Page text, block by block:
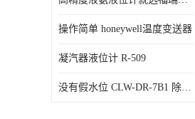
操作简单 honeywell温度变送器
凝汽器液位计 R-509
没有假水位 CLW-DR-7B1 除氧器水位测量